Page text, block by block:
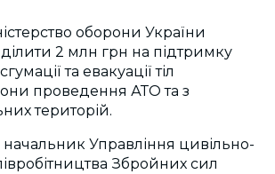
оборони України
2 млн грн на підтримку
та евакуації тіл
проведення АТО та з
територій.
Управління цивільно-
Збройних сил